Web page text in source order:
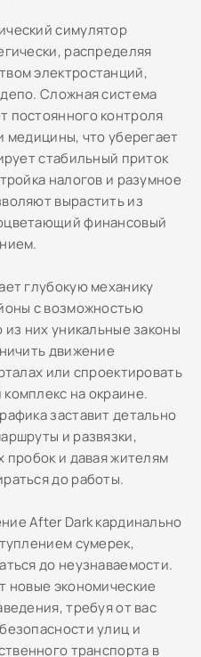
симулятор
распределяя
электростанций,
Сложная система
постоянного контроля
медицины, что уберегает
стабильный приток
налогов и разумное
вырастить из
финансовый
глубокую механику
с возможностью
из них уникальные законы
движение
или спроектировать
на окраине.
заставит детально
и развязки,
пробок и давая жителям
до работы.
After Dark кардинально
сумерек,
до неузнаваемости.
новые экономические
требуя от вас
улиц и
транспорта в